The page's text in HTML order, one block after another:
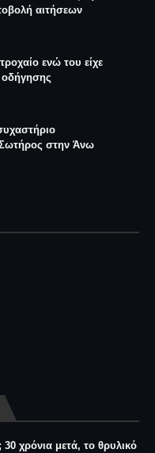
αιτήσεων
ενώ του είχε
οδήγησης
στην Άνω
χρόνια μετά, το θρυλικό